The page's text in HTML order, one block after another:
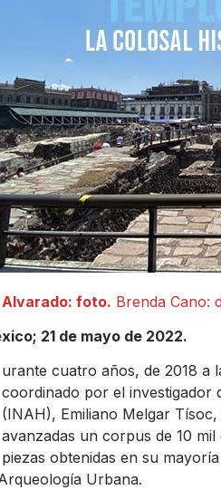
Alvarado: foto. Brenda Cano:
21 de mayo de 2022.
urante cuatro años, de 2018 a
coordinado por el investigador
(INAH), Emiliano Melgar
avanzadas un corpus de 10
piezas obtenidas en su
Urbana.